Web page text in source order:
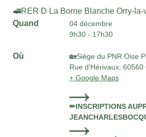
🚅RER D La Borne Blanche Orry-
Quand
04 décembre
9h30 - 17h30
Où
🏡Siège du PNR Oise
Rue d'Hérivaux, 60560
+ Google Maps
✏INSCRIPTIONS